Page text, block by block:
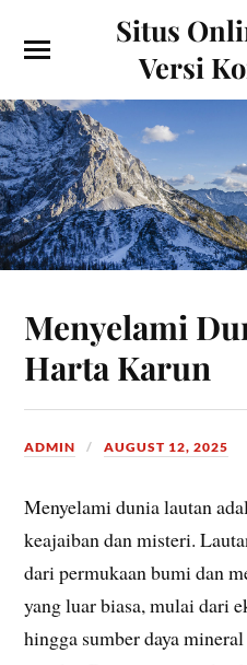
Situs
Versi
Menyelami
Harta Karun
ADMIN AUGUST 12, 2025
Menyelami dunia lautan
keajaiban dan misteri.
dari permukaan bumi dan
yang luar biasa, mulai dari
hingga sumber daya